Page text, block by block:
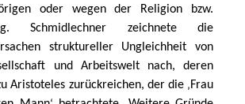
oder wegen der Religion bzw.
Schmidlechner zeichnete die
struktureller Ungleichheit von
und Arbeitswelt nach, deren
Aristoteles zurückreichen, der die ‚ Frau